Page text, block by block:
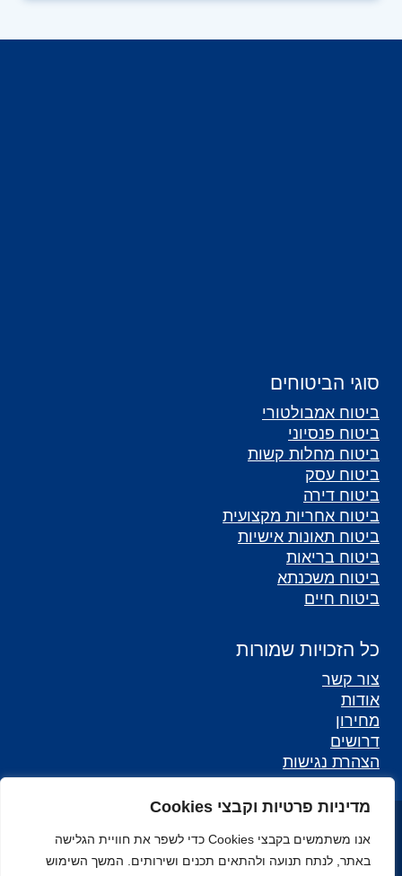
מדיניות פרטיות וקבצי Cookies
אנו משתמשים בקבצי Cookies כדי לשפר את חוויית הגלישה
באתר, לנתח תנועה ולהתאים תכנים ושירותים. המשך השימוש
סוגי הביטוחים
ביטוח אמבולטורי
ביטוח פנסיוני
ביטוח מחלות קשות
ביטוח עסק
ביטוח דירה
ביטוח אחריות מקצועית
ביטוח תאונות אישיות
ביטוח בריאות
ביטוח משכנתא
ביטוח חיים
כל הזכויות שמורות
צור קשר
אודות
מחירון
דרושים
הצהרת נגישות
מפת אתר